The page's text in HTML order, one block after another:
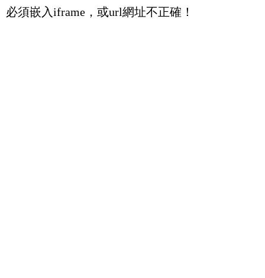
必須嵌入iframe，或url網址不正確！